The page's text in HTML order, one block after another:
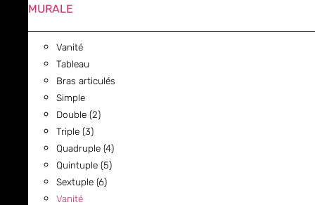
MURALE
Vanité
Tableau
Bras articulés
Simple
Double (2)
Triple (3)
Quadruple (4)
Quintuple (5)
Sextuple (6)
Vanité